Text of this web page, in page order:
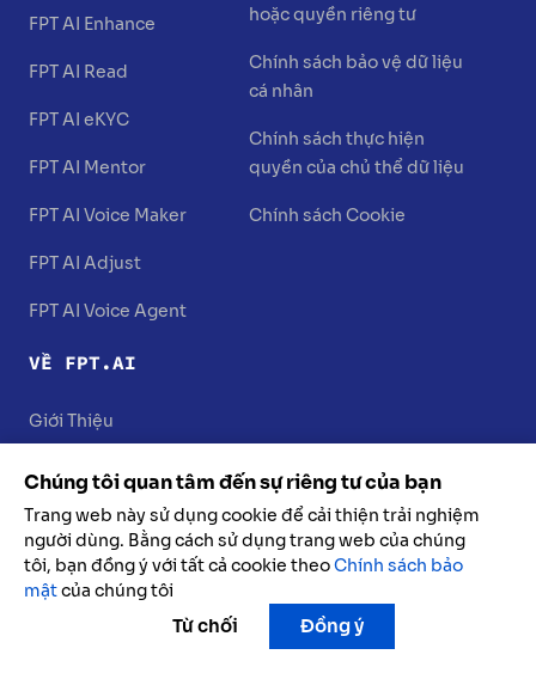
FPT AI Enhance
FPT AI Read
FPT AI eKYC
FPT AI Mentor
FPT AI Voice Maker
FPT AI Adjust
FPT AI Voice Agent
VỀ FPT.AI
Giới Thiệu
Liên Hệ
hoặc quyền riêng tư
Chính sách bảo vệ dữ liệu
cá nhân
Chính sách thực hiện
quyền của chủ thể dữ liệu
Chính sách Cookie
Chúng tôi quan tâm đến sự riêng tư của bạn
Trang web này sử dụng cookie để cải thiện trải nghiệm
người dùng. Bằng cách sử dụng trang web của chúng
tôi, bạn đồng ý với tất cả cookie theoChính sách bảo
mậtcủa chúng tôi
Từ chối Đồng ý